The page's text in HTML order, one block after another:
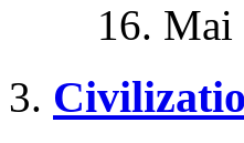
16. Mai